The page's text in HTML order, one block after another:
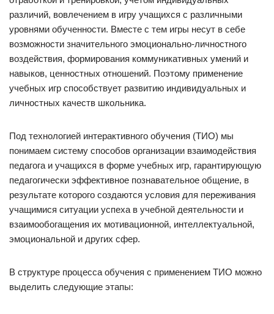
различий, вовлечением в игру учащихся с различными
уровнями обученности. Вместе с тем игры несут в себе
возможности значительного эмоционально-личностного
воздействия, формирования коммуникативных умений и
навыков, ценностных отношений. Поэтому применение
учебных игр способствует развитию индивидуальных и
личностных качеств школьника.
Под технологией интерактивного обучения (ТИО) мы
понимаем систему способов организации взаимодействия
педагога и учащихся в форме учебных игр, гарантирующую
педагогически эффективное познавательное общение, в
результате которого создаются условия для переживания
учащимися ситуации успеха в учебной деятельности и
взаимообогащения их мотивационной, интеллектуальной,
эмоциональной и других сфер.
В структуре процесса обучения с применением ТИО можно
выделить следующие этапы: